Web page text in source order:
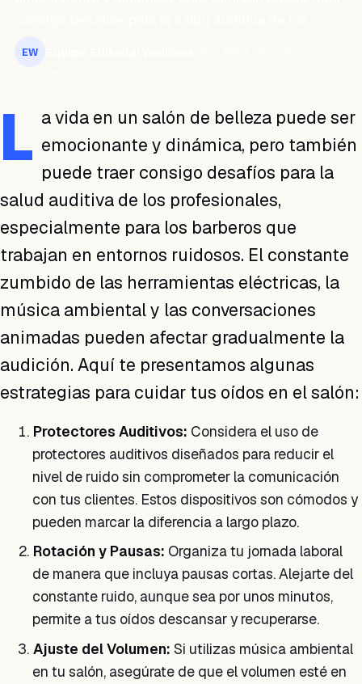
EW
L a vida en un salón de belleza puede ser
emocionante y dinámica, pero también
puede traer consigo desafíos para la
salud auditiva de los profesionales,
especialmente para los barberos que
trabajan en entornos ruidosos. El constante
zumbido de las herramientas eléctricas, la
música ambiental y las conversaciones
animadas pueden afectar gradualmente la
audición. Aquí te presentamos algunas
estrategias para cuidar tus oídos en el salón:
Protectores Auditivos: Considera el uso de
protectores auditivos diseñados para reducir el
nivel de ruido sin comprometer la comunicación
con tus clientes. Estos dispositivos son cómodos y
pueden marcar la diferencia a largo plazo.
Rotación y Pausas: Organiza tu jornada laboral
de manera que incluya pausas cortas. Alejarte del
constante ruido, aunque sea por unos minutos,
permite a tus oídos descansar y recuperarse.
Ajuste del Volumen: Si utilizas música ambiental
en tu salón, asegúrate de que el volumen esté en